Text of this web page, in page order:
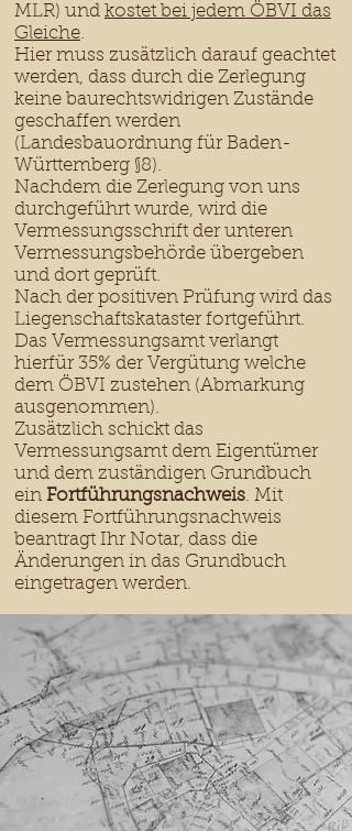
MLR) und kostet bei jedem ÖBVI das
Gleiche.
Hier muss zusätzlich darauf geachtet
werden, dass durch die Zerlegung
keine baurechtswidrigen Zustände
geschaffen werden
(Landesbauordnung für Baden-
Württemberg §8).
Nachdem die Zerlegung von uns
durchgeführt wurde, wird die
Vermessungsschrift der unteren
Vermessungsbehörde übergeben
und dort geprüft.
Nach der positiven Prüfung wird das
Liegenschaftskataster fortgeführt.
Das Vermessungsamt verlangt
hierfür 35% der Vergütung welche
dem ÖBVI zustehen (Abmarkung
ausgenommen).
Zusätzlich schickt das
Vermessungsamt dem Eigentümer
und dem zuständigen Grundbuch
ein Fortführungsnachweis. Mit
diesem Fortführungsnachweis
beantragt Ihr Notar, dass die
Änderungen in das Grundbuch
eingetragen werden.